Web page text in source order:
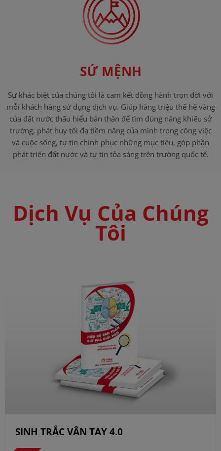
SỨ MỆNH
Sự khác biệt của chúng tôi là cam kết đồng hành trọn đời với
mỗi khách hàng sử dụng dịch vụ. Giúp hàng triệu thế hệ vàng
của đất nước thấu hiểu bản thân để tìm đúng năng khiếu sở
trường, phát huy tối đa tiềm năng của mình trong công việc
và cuộc sống, tự tin chinh phục những mục tiêu, góp phần
phát triển đất nước và tự tin tỏa sáng trên trường quốc tế.
Dịch Vụ Của Chúng
Tôi
SINH TRẮC VÂN TAY 4.0